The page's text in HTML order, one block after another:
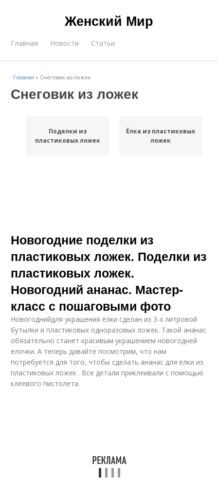
Женский Мир
Главная Новости Статьи
Главная » Снеговик из ложек
Снеговик из ложек
Поделки из
пластиковых ложек
Ёлка из пластиковых
ложек
Новогодние поделки из
пластиковых ложек. Поделки из
пластиковых ложек.
Новогодний ананас. Мастер-
класс с пошаговыми фото
Новогоднийдля украшения ёлки сделан из 3-х литровой
бутылки и пластиковых одноразовых ложек. Такой ананас
обязательно станет красивым украшением новогодней
елочки. А теперь давайте посмотрим, что нам
потребуется для того, чтобы сделать ананас для елки из
пластиковых ложек . Все детали приклеивали с помощью
клеевого пистолета.